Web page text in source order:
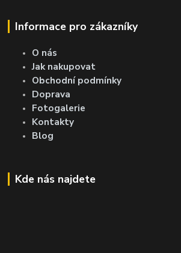
Informace pro zákazníky
O nás
Jak nakupovat
Obchodní podmínky
Doprava
Fotogalerie
Kontakty
Blog
Kde nás najdete